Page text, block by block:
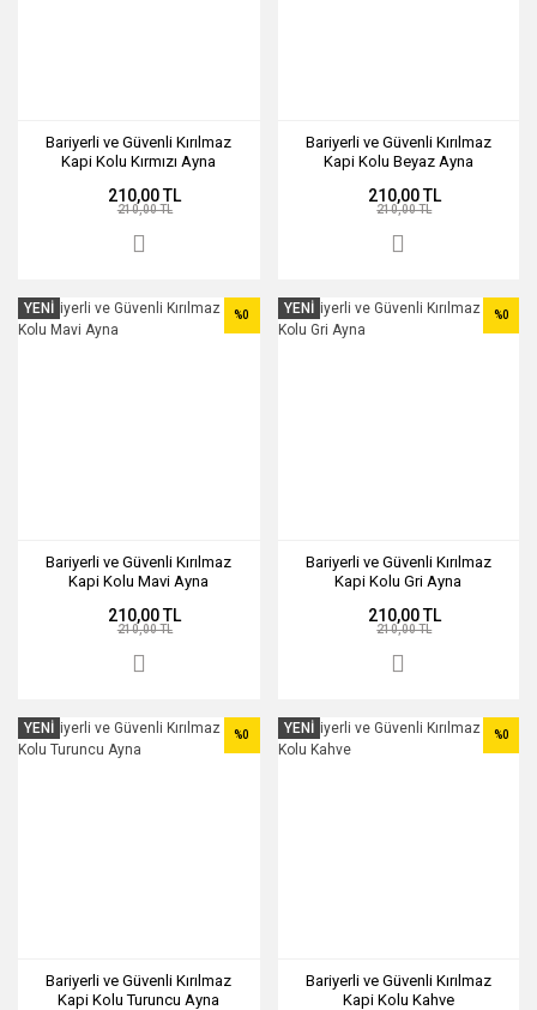
Bariyerli ve Güvenli Kırılmaz
Kapi Kolu Kırmızı Ayna
210,00 TL
210,00 TL
Bariyerli ve Güvenli Kırılmaz
Kapi Kolu Beyaz Ayna
210,00 TL
210,00 TL
YENİ
Bariyerli ve Güvenli Kırılmaz
Kapi Kolu Mavi Ayna
%0
210,00 TL
210,00 TL
YENİ
Bariyerli ve Güvenli Kırılmaz
Kapi Kolu Gri Ayna
%0
210,00 TL
210,00 TL
YENİ
Bariyerli ve Güvenli Kırılmaz
Kapi Kolu Turuncu Ayna
%0 YENİ
Bariyerli ve Güvenli Kırılmaz
Kapi Kolu Kahve
%0